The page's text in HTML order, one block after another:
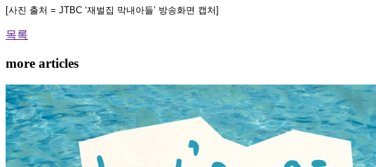
[사진 출처 = JTBC ‘재벌집 막내아들’ 방송화면 캡처]
목록
more articles